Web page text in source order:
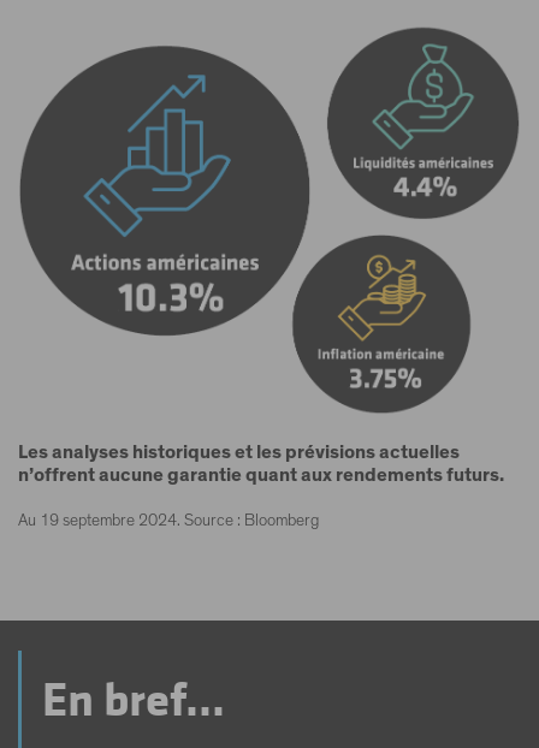
Les analyses historiques et les prévisions actuelles
n’offrent aucune garantie quant aux rendements futurs.
Au 19 septembre 2024. Source : Bloomberg
En bref...